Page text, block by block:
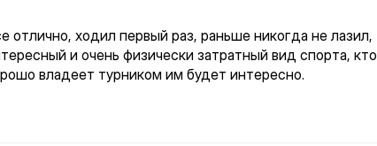
отлично, ходил первый раз, раньше никогда не лазил,
и очень физически затратный вид спорта, кто
владеет турником им будет интересно.